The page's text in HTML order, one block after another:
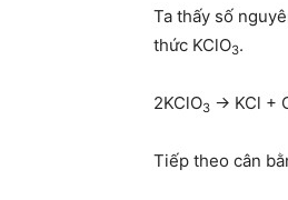
Ta thấy số
thức KClO3.
2KClO3 → KCl +
Tiếp theo cân